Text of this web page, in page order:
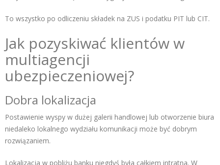
To wszystko po odliczeniu składek na ZUS i podatku PIT lub CIT.
Jak pozyskiwać klientów w
multiagencji
ubezpieczeniowej?
Dobra lokalizacja
Postawienie wyspy w dużej galerii handlowej lub otworzenie biura
niedaleko lokalnego wydziału komunikacji może być dobrym
rozwiązaniem.
Lokalizacja w pobliżu banku niegdyś była całkiem intratna. W